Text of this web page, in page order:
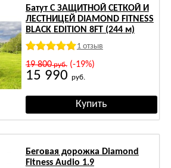
Батут С ЗАЩИТНОЙ СЕТКОЙ И
ЛЕСТНИЦЕЙ DIAMOND FITNESS
BLACK EDITION 8FT (244 м)
1 отзыв
19 800руб.(-19%)
15 990 руб.
Беговая дорожка Diamond
Fitness Audio 1.9